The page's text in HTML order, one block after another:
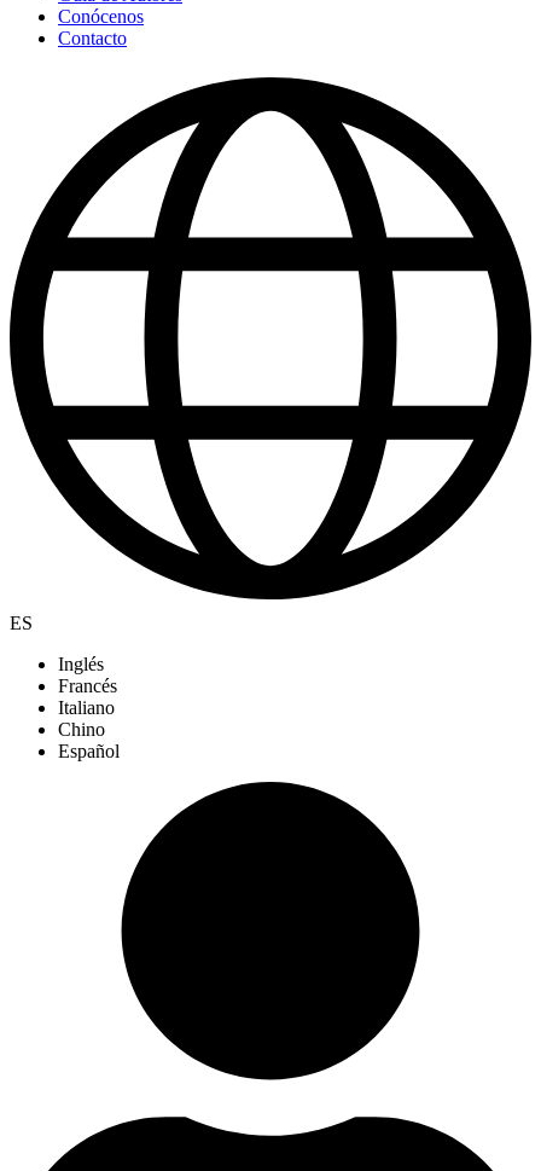
Conócenos
Contacto
ES
Inglés
Francés
Italiano
Chino
Español